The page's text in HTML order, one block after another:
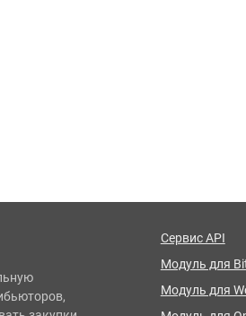
Сервис API
Модуль для
Модуль для